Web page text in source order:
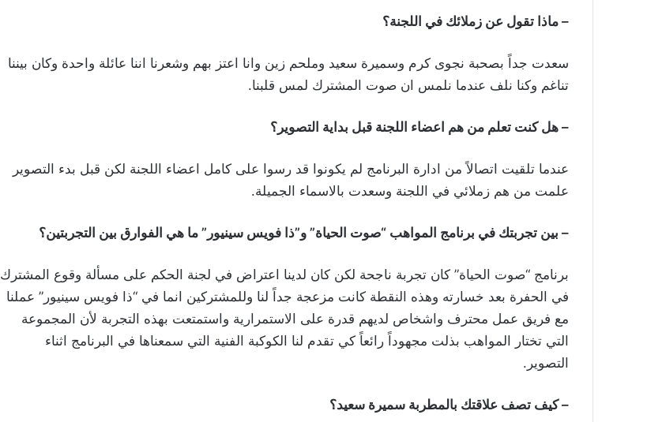
– ماذا تقول عن زملائك في اللجنة؟
سعدت جداً بصحبة نجوى كرم وسميرة سعيد وملحم زين وانا اعتز بهم وشعرنا اننا عائلة واحدة وكان بيننا
تناغم وكنا نلف عندما نلمس ان صوت المشترك لمس قلبنا.
– هل كنت تعلم من هم اعضاء اللجنة قبل بداية التصوير؟
عندما تلقيت اتصالاً من ادارة البرنامج لم يكونوا قد رسوا على كامل اعضاء اللجنة لكن قبل بدء التصوير
علمت من هم زملائي في اللجنة وسعدت بالاسماء الجميلة.
– بين تجربتك في برنامج المواهب “صوت الحياة” و”ذا فويس سينيور” ما هي الفوارق بين التجربتين؟
برنامج “صوت الحياة” كان تجربة ناجحة لكن كان لدينا اعتراض في لجنة الحكم على مسألة وقوع المشترك
في الحفرة بعد خسارته وهذه النقطة كانت مزعجة جداً لنا وللمشتركين انما في “ذا فويس سينيور” عملنا
مع فريق عمل محترف واشخاص لديهم قدرة على الاستمرارية واستمتعت بهذه التجربة لأن المجموعة
التي تختار المواهب بذلت مجهوداً رائعاً كي تقدم لنا الكوكبة الفنية التي سمعناها في البرنامج اثناء
التصوير.
– كيف تصف علاقتك بالمطربة سميرة سعيد؟